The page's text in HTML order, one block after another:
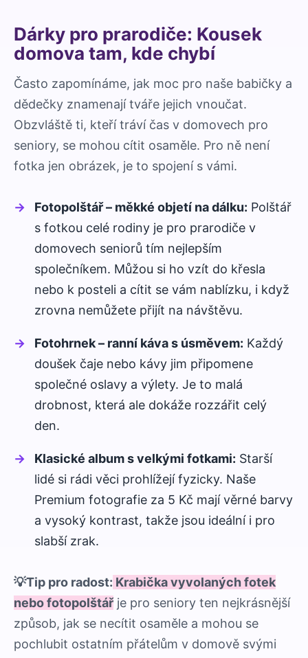
Dárky pro prarodiče: Kousek
domova tam, kde chybí
Často zapomínáme, jak moc pro naše babičky a
dědečky znamenají tváře jejich vnoučat.
Obzvláště ti, kteří tráví čas v domovech pro
seniory, se mohou cítit osaměle. Pro ně není
fotka jen obrázek, je to spojení s vámi.
Fotopolštář – měkké objetí na dálku: Polštář
s fotkou celé rodiny je pro prarodiče v
domovech seniorů tím nejlepším
společníkem. Můžou si ho vzít do křesla
nebo k posteli a cítit se vám nablízku, i když
zrovna nemůžete přijít na návštěvu.
Fotohrnek – ranní káva s úsměvem: Každý
doušek čaje nebo kávy jim připomene
společné oslavy a výlety. Je to malá
drobnost, která ale dokáže rozzářit celý
den.
Klasické album s velkými fotkami: Starší
lidé si rádi věci prohlížejí fyzicky. Naše
Premium fotografie za 5 Kč mají věrné barvy
a vysoký kontrast, takže jsou ideální i pro
slabší zrak.
💡Tip pro radost: Krabička vyvolaných fotek
nebo fotopolštářje pro seniory ten nejkrásnější
způsob, jak se necítit osaměle a mohou se
pochlubit ostatním přátelům v domově svými